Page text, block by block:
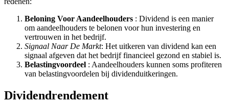
Beloning Voor Aandeelhouders : Dividend is een manier
om aandeelhouders te belonen voor hun investering en
vertrouwen in het bedrijf.
Signaal Naar De Markt: Het uitkeren van dividend kan een
signaal afgeven dat het bedrijf financieel gezond en stabiel is.
Belastingvoordeel : Aandeelhouders kunnen soms profiteren
van belastingvoordelen bij dividenduitkeringen.
Dividendrendement